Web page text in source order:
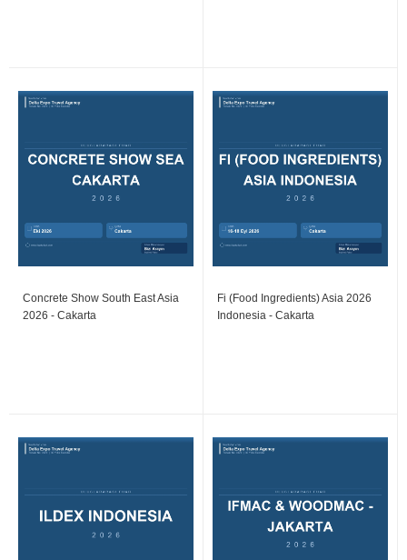
Concrete Show South East Asia
2026 - Cakarta
Fi (Food Ingredients) Asia 2026
Indonesia - Cakarta